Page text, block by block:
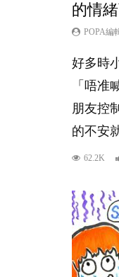
的情
POPA編
好多時
「唔准
朋友控
的不安
62.2K